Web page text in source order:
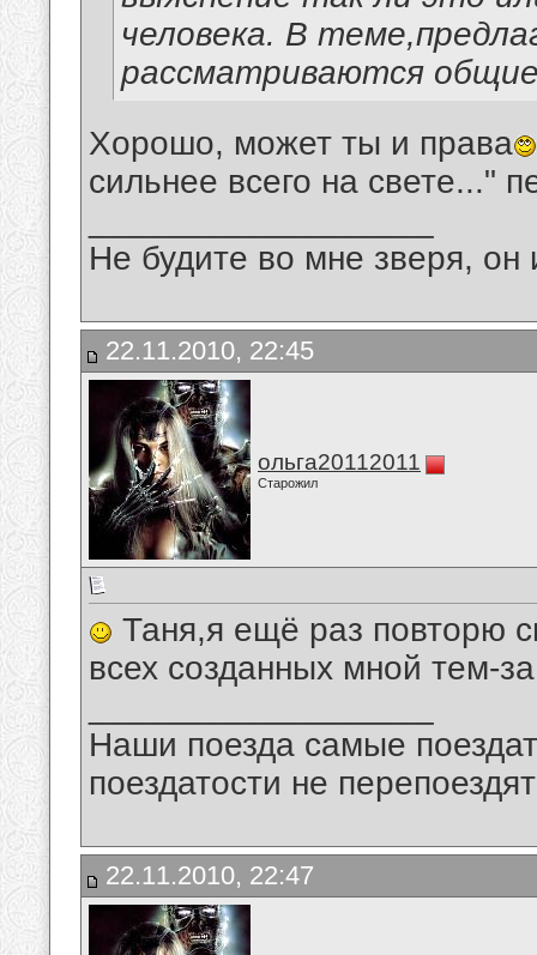
человека. В
рассматриваются
Хорошо, может ты и права
сильнее всего на свете..."
Не будите во мне зверя, он
22.11.2010, 22:45
ольга20112011
Старожил
Таня,я ещё раз повторю
всех созданных мной тем-
Наши поезда самые
поездатости не
22.11.2010, 22:47